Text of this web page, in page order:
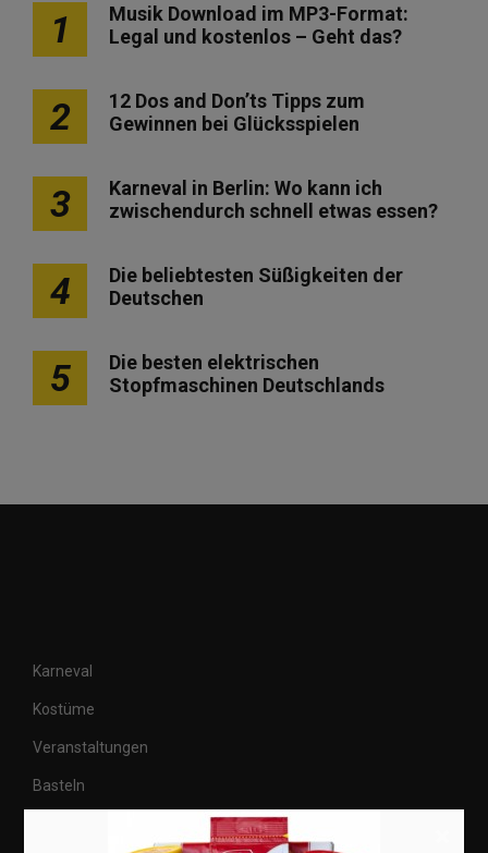
1
Musik Download im MP3-Format:
Legal und kostenlos – Geht das?
2
12 Dos and Don’ts Tipps zum
Gewinnen bei Glücksspielen
3
Karneval in Berlin: Wo kann ich
zwischendurch schnell etwas essen?
4
Die beliebtesten Süßigkeiten der
Deutschen
5
Die besten elektrischen
Stopfmaschinen Deutschlands
Karneval
Kostüme
Veranstaltungen
Basteln